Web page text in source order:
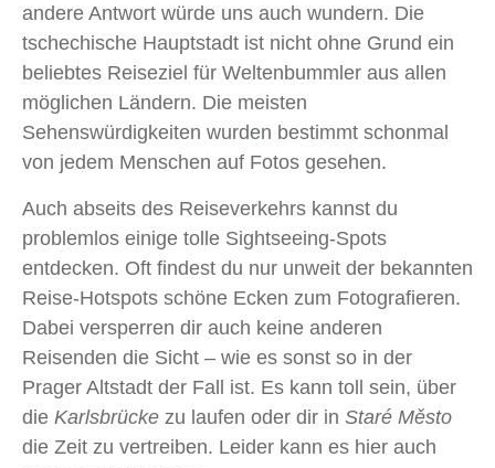
andere Antwort würde uns auch wundern. Die
tschechische Hauptstadt ist nicht ohne Grund ein
beliebtes Reiseziel für Weltenbummler aus allen
möglichen Ländern. Die meisten
Sehenswürdigkeiten wurden bestimmt schonmal
von jedem Menschen auf Fotos gesehen.
Auch abseits des Reiseverkehrs kannst du
problemlos einige tolle Sightseeing-Spots
entdecken. Oft findest du nur unweit der bekannten
Reise-Hotspots schöne Ecken zum Fotografieren.
Dabei versperren dir auch keine anderen
Reisenden die Sicht – wie es sonst so in der
Prager Altstadt der Fall ist. Es kann toll sein, über
die Karlsbrücke zu laufen oder dir in Staré Město
die Zeit zu vertreiben. Leider kann es hier auch